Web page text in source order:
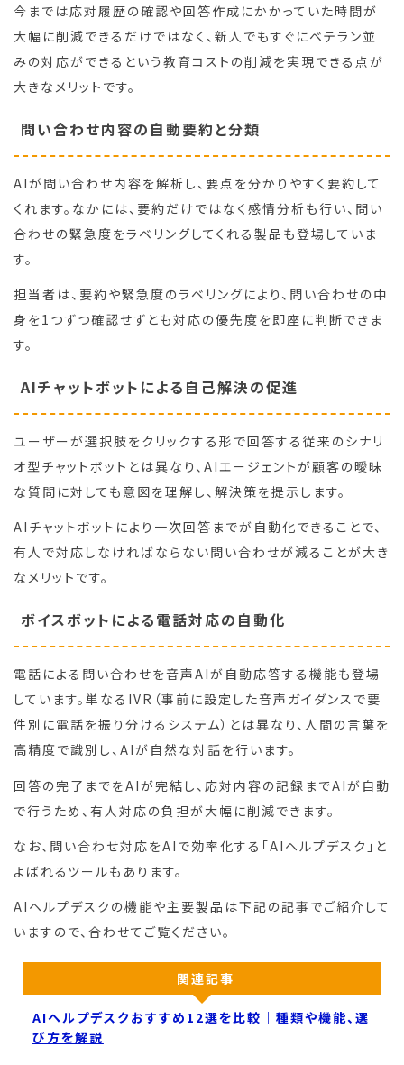
今までは応対履歴の確認や回答作成にかかっていた時間が
大幅に削減できるだけではなく、新人でもすぐにベテラン並
みの対応ができるという教育コストの削減を実現できる点が
大きなメリットです。
問い合わせ内容の自動要約と分類
AIが問い合わせ内容を解析し、要点を分かりやすく要約して
くれます。なかには、要約だけではなく感情分析も行い、問い
合わせの緊急度をラベリングしてくれる製品も登場していま
す。
担当者は、要約や緊急度のラベリングにより、問い合わせの中
身を1つずつ確認せずとも対応の優先度を即座に判断できま
す。
AIチャットボットによる自己解決の促進
ユーザーが選択肢をクリックする形で回答する従来のシナリ
オ型チャットボットとは異なり、AIエージェントが顧客の曖昧
な質問に対しても意図を理解し、解決策を提示します。
AIチャットボットにより一次回答までが自動化できることで、
有人で対応しなければならない問い合わせが減ることが大き
なメリットです。
ボイスボットによる電話対応の自動化
電話による問い合わせを音声AIが自動応答する機能も登場
しています。単なるIVR（事前に設定した音声ガイダンスで要
件別に電話を振り分けるシステム）とは異なり、人間の言葉を
高精度で識別し、AIが自然な対話を行います。
回答の完了までをAIが完結し、応対内容の記録までAIが自動
で行うため、有人対応の負担が大幅に削減できます。
なお、問い合わせ対応をAIで効率化する「AIヘルプデスク」と
よばれるツールもあります。
AIヘルプデスクの機能や主要製品は下記の記事でご紹介して
いますので、合わせてご覧ください。
関連記事
AIヘルプデスクおすすめ12選を比較｜種類や機能、選
び方を解説